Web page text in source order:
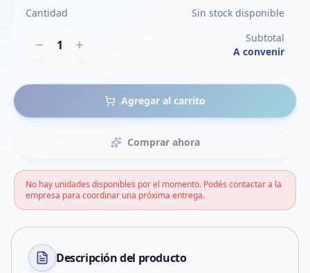
Cantidad Sin stock disponible
1
Subtotal
A convenir
Agregar al carrito
Comprar ahora
No hay unidades disponibles por el momento. Podés contactar a la
empresa para coordinar una próxima entrega.
Descripción del producto